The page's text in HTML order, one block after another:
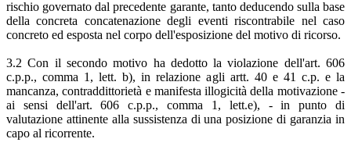
rischio governato dal precedente garante, tanto deducendo sulla base
della concreta concatenazione degli eventi riscontrabile nel caso
concreto ed esposta nel corpo dell'esposizione del motivo di ricorso.
3.2 Con il secondo motivo ha dedotto la violazione dell'art. 606
c.p.p., comma 1, lett. b), in relazione agli artt. 40 e 41 c.p. e la
mancanza, contraddittorietà e manifesta illogicità della motivazione -
ai sensi dell'art. 606 c.p.p., comma 1, lett.e), - in punto di
valutazione attinente alla sussistenza di una posizione di garanzia in
capo al ricorrente.